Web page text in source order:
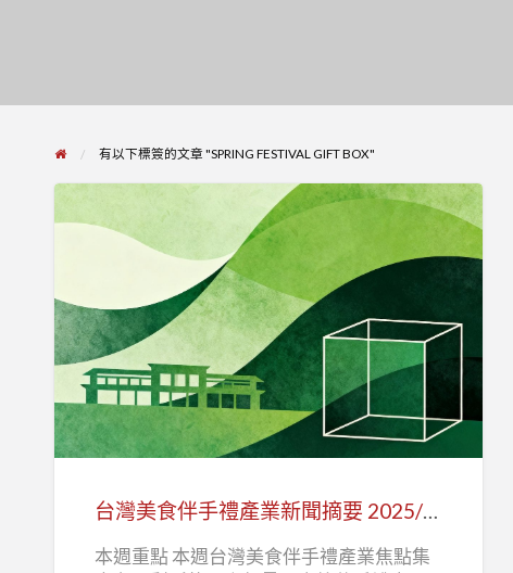
有以下標簽的文章 "SPRING FESTIVAL GIFT BOX"
台
美
食
台灣美食伴手禮產業新聞摘要 2025/12/22-2025/12/28
本週重點 本週台灣美食伴手禮產業焦點集